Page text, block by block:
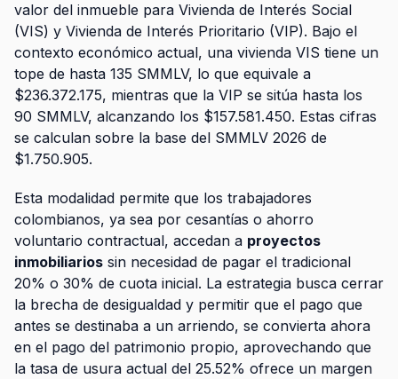
valor del inmueble para Vivienda de Interés Social
(VIS) y Vivienda de Interés Prioritario (VIP). Bajo el
contexto económico actual, una vivienda VIS tiene un
tope de hasta 135 SMMLV, lo que equivale a
$236.372.175, mientras que la VIP se sitúa hasta los
90 SMMLV, alcanzando los $157.581.450. Estas cifras
se calculan sobre la base del SMMLV 2026 de
$1.750.905.
Esta modalidad permite que los trabajadores
colombianos, ya sea por cesantías o ahorro
voluntario contractual, accedan a proyectos
inmobiliarios sin necesidad de pagar el tradicional
20% o 30% de cuota inicial. La estrategia busca cerrar
la brecha de desigualdad y permitir que el pago que
antes se destinaba a un arriendo, se convierta ahora
en el pago del patrimonio propio, aprovechando que
la tasa de usura actual del 25.52% ofrece un margen